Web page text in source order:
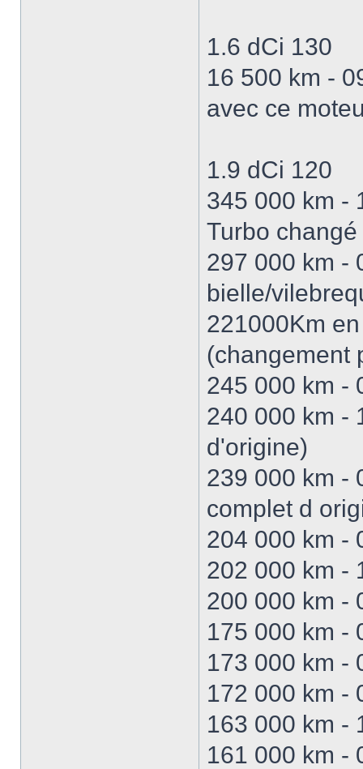
1.6 dCi 130
16 500 km -
avec ce
1.9 dCi 120
345 000 km -
Turbo
297 000 km -
bielle/
221000Km
(changement
245 000 km -
240 000 km -
d'origine)
239 000 km -
complet d
204 000 km -
202 000 km -
200 000 km -
175 000 km -
173 000 km -
172 000 km -
163 000 km -
161 000 km -